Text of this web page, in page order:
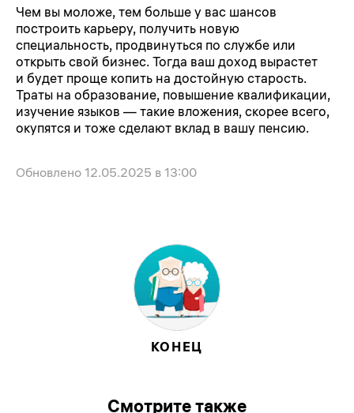
Чем вы моложе, тем больше у вас шансов
построить карьеру, получить новую
специальность, продвинуться по службе или
открыть свой бизнес. Тогда ваш доход вырастет
и будет проще копить на достойную старость.
Траты на образование, повышение квалификации,
изучение языков — такие вложения, скорее всего,
окупятся и тоже сделают вклад в вашу пенсию.
Обновлено 12.05.2025 в 13:00
КОНЕЦ
Смотрите также